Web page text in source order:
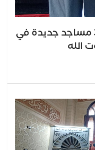
محافظ المنيا يعلن افتتاح 3 مساجد جديدة في